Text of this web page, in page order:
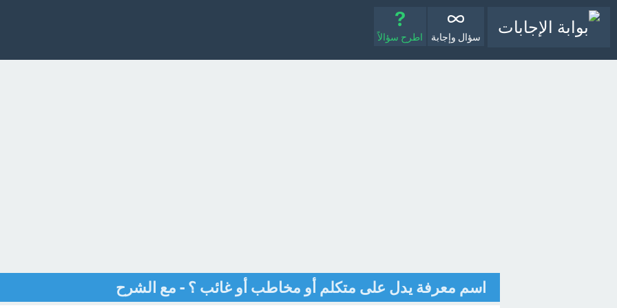
سؤال وإجابة اطرح سؤالاً
اسم معرفة يدل على متكلم أو مخاطب أو غائب ؟ - مع الشرح